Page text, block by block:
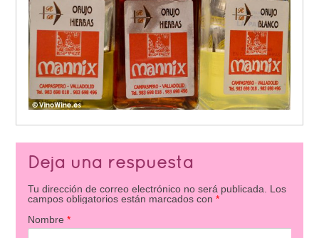
Deja una respuesta
Tu dirección de correo electrónico no será publicada.
Los
campos obligatorios están marcados con *
Nombre *